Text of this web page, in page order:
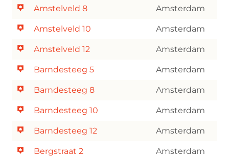
Amstelveld 8 Amsterdam
Amstelveld 10 Amsterdam
Amstelveld 12 Amsterdam
Barndesteeg 5 Amsterdam
Barndesteeg 8 Amsterdam
Barndesteeg 10 Amsterdam
Barndesteeg 12 Amsterdam
Bergstraat 2 Amsterdam